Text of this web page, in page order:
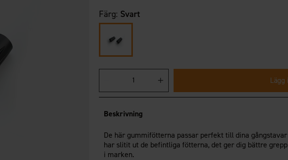
Färg: Svart
Lägg
Beskrivning
De här gummifötterna passar perfekt till dina
har slitit ut de befintliga fötterna, det ger dig bättre
i marken.